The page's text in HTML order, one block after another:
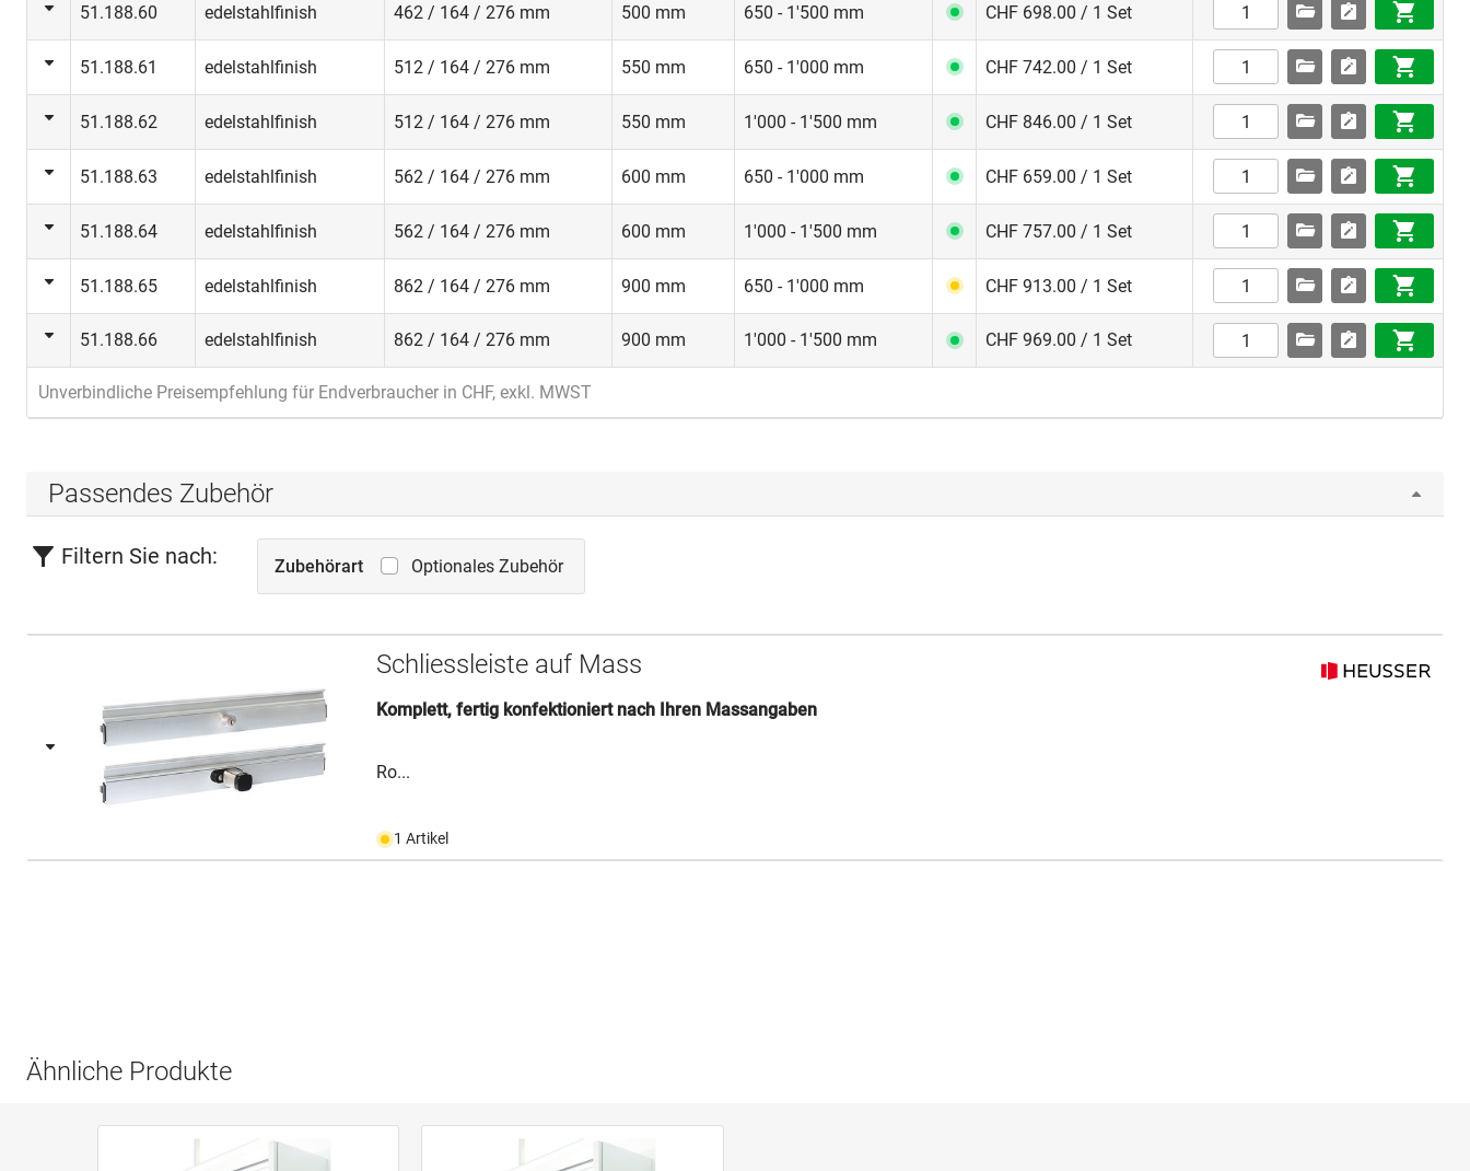
51.188.60 edelstahlfinish 462 / 164 / 276 mm 500 mm 650 - 1'500 mm CHF 698.00 / 1 Set
51.188.61 edelstahlfinish 512 / 164 / 276 mm 550 mm 650 - 1'000 mm CHF 742.00 / 1 Set
51.188.62 edelstahlfinish 512 / 164 / 276 mm 550 mm 1'000 - 1'500 mm CHF 846.00 / 1 Set
51.188.63 edelstahlfinish 562 / 164 / 276 mm 600 mm 650 - 1'000 mm CHF 659.00 / 1 Set
51.188.64 edelstahlfinish 562 / 164 / 276 mm 600 mm 1'000 - 1'500 mm CHF 757.00 / 1 Set
51.188.65 edelstahlfinish 862 / 164 / 276 mm 900 mm 650 - 1'000 mm CHF 913.00 / 1 Set
51.188.66 edelstahlfinish 862 / 164 / 276 mm 900 mm 1'000 - 1'500 mm CHF 969.00 / 1 Set
Unverbindliche Preisempfehlung für Endverbraucher in CHF, exkl. MWST
Passendes Zubehör
Filtern Sie nach: Zubehörart Optionales Zubehör
Schliessleiste auf Mass
Komplett, fertig konfektioniert nach Ihren Massangaben
Ro...
1 Artikel
Ähnliche Produkte